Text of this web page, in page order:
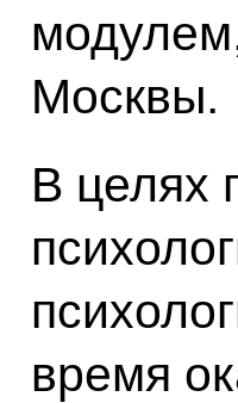
Москвы.
В целях
время